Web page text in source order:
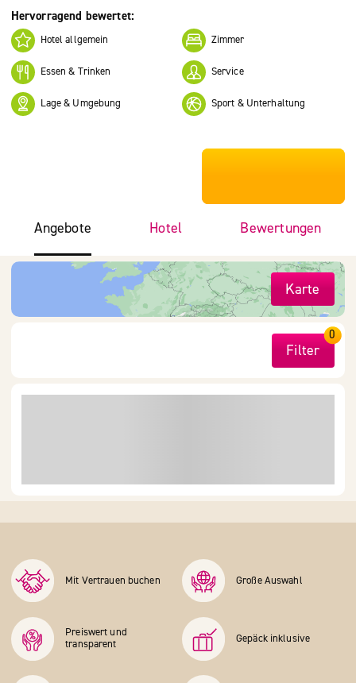
Hervorragend bewertet:
Hotel allgemein Zimmer
Essen & Trinken Service
Lage & Umgebung Sport & Unterhaltung
Angebote Hotel Bewertungen
Karte
Filter
0
Mit Vertrauen buchen Große Auswahl
Preiswert und
transparent
Gepäck inklusive